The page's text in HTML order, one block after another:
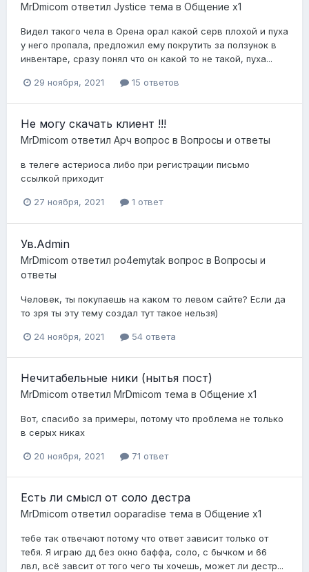
MrDmicom ответил Jystice тема в Общение x1
Видел такого чела в Орена орал какой серв плохой и пуха
у него пропала, предложил ему покрутить за ползунок в
инвентаре, сразу понял что он какой то не такой, пуха...
29 ноября, 2021 15 ответов
Не могу скачать клиент !!!
MrDmicom ответил Арч вопрос в Вопросы и ответы
в телеге астериоса либо при регистрации письмо
ссылкой приходит
27 ноября, 2021 1 ответ
Ув.Admin
MrDmicom ответил po4emytak вопрос в Вопросы и
ответы
Человек, ты покупаешь на каком то левом сайте? Если да
то зря ты эту тему создал тут такое нельзя)
24 ноября, 2021 54 ответа
Нечитабельные ники (нытья пост)
MrDmicom ответил MrDmicom тема в Общение x1
Вот, спасибо за примеры, потому что проблема не только
в серых никах
20 ноября, 2021 71 ответ
Есть ли смысл от соло дестра
MrDmicom ответил ooparadise тема в Общение x1
тебе так отвечают потому что ответ зависит только от
тебя. Я играю дд без окно баффа, соло, с бычком и 66
лвл, всё завсит от того чего ты хочешь, может ли дестр...